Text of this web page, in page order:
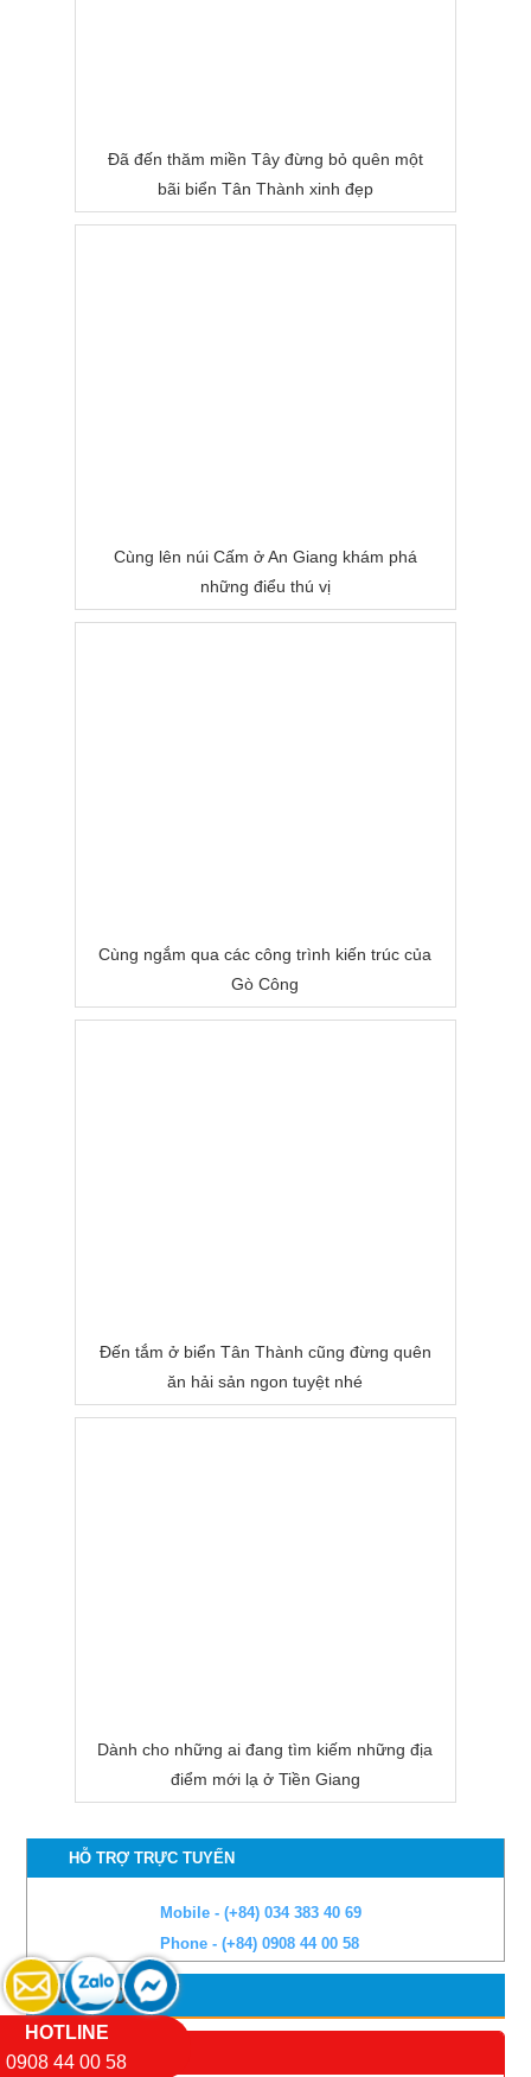
Đã đến thăm miền Tây đừng bỏ quên một
bãi biển Tân Thành xinh đẹp
Cùng lên núi Cấm ở An Giang khám phá
những điểu thú vị
Cùng ngắm qua các công trình kiến trúc của
Gò Công
Đến tắm ở biển Tân Thành cũng đừng quên
ăn hải sản ngon tuyệt nhé
Dành cho những ai đang tìm kiếm những địa
điểm mới lạ ở Tiền Giang
HỖ TRỢ TRỰC TUYẾN
Mobile - (+84) 034 383 40 69
Phone - (+84) 0908 44 00 58
HƯỚNG DẪN
THỜI GIAN TOUR
HOTLINE
0908 44 00 58